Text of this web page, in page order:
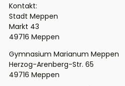
Kontakt:
Stadt Meppen
Markt 43
49716 Meppen
Gymnasium Marianum Meppen
Herzog-Arenberg-Str. 65
49716 Meppen